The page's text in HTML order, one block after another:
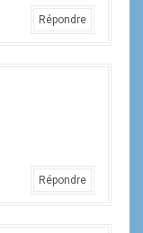
Répondre
Répondre